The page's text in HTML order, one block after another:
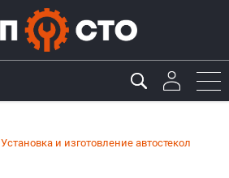
Установка и изготовление автостекол